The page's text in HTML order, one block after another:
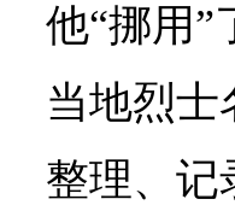
他“挪用”
当地烈士
整理、记